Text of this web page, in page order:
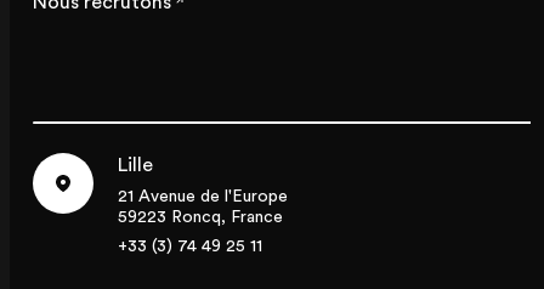
Lille
21 Avenue de l'Europe
59223 Roncq, France
+33 (3) 74 49 25 11